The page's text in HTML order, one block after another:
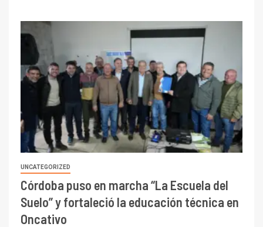
UNCATEGORIZED
Córdoba puso en marcha “La Escuela del
Suelo” y fortaleció la educación técnica en
Oncativo